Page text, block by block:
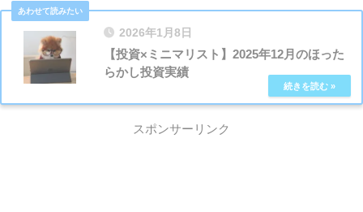
2026年1月8日
【投資×ミニマリスト】2025年12月のほった
らかし投資実績
スポンサーリンク